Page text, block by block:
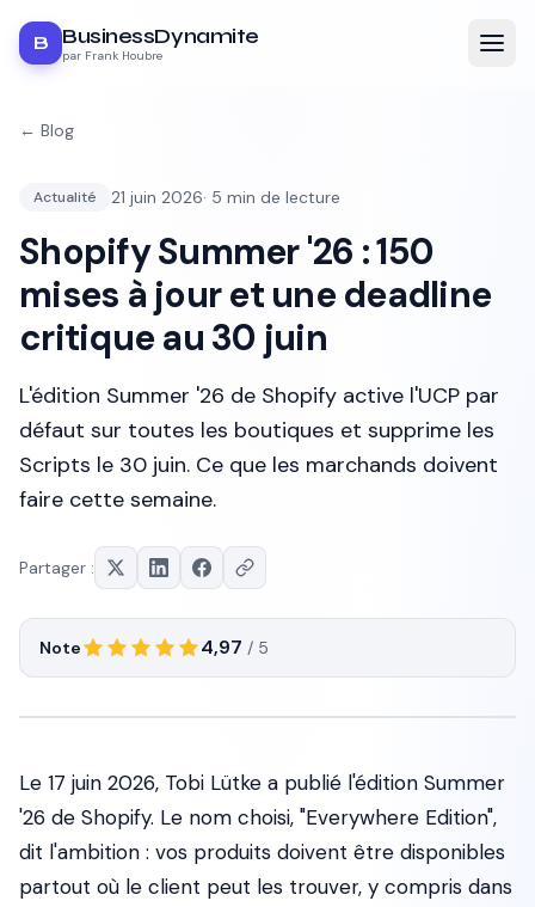
B BusinessDynamite
par Frank Houbre
← Blog
Actualité 21 juin 2026· 5 min de lecture
Shopify Summer '26 : 150
mises à jour et une deadline
critique au 30 juin
L'édition Summer '26 de Shopify active l'UCP par
défaut sur toutes les boutiques et supprime les
Scripts le 30 juin. Ce que les marchands doivent
faire cette semaine.
Partager :
Note 4,97 / 5
Le 17 juin 2026, Tobi Lütke a publié l'édition Summer
'26 de Shopify. Le nom choisi, "Everywhere Edition",
dit l'ambition : vos produits doivent être disponibles
partout où le client peut les trouver, y compris dans